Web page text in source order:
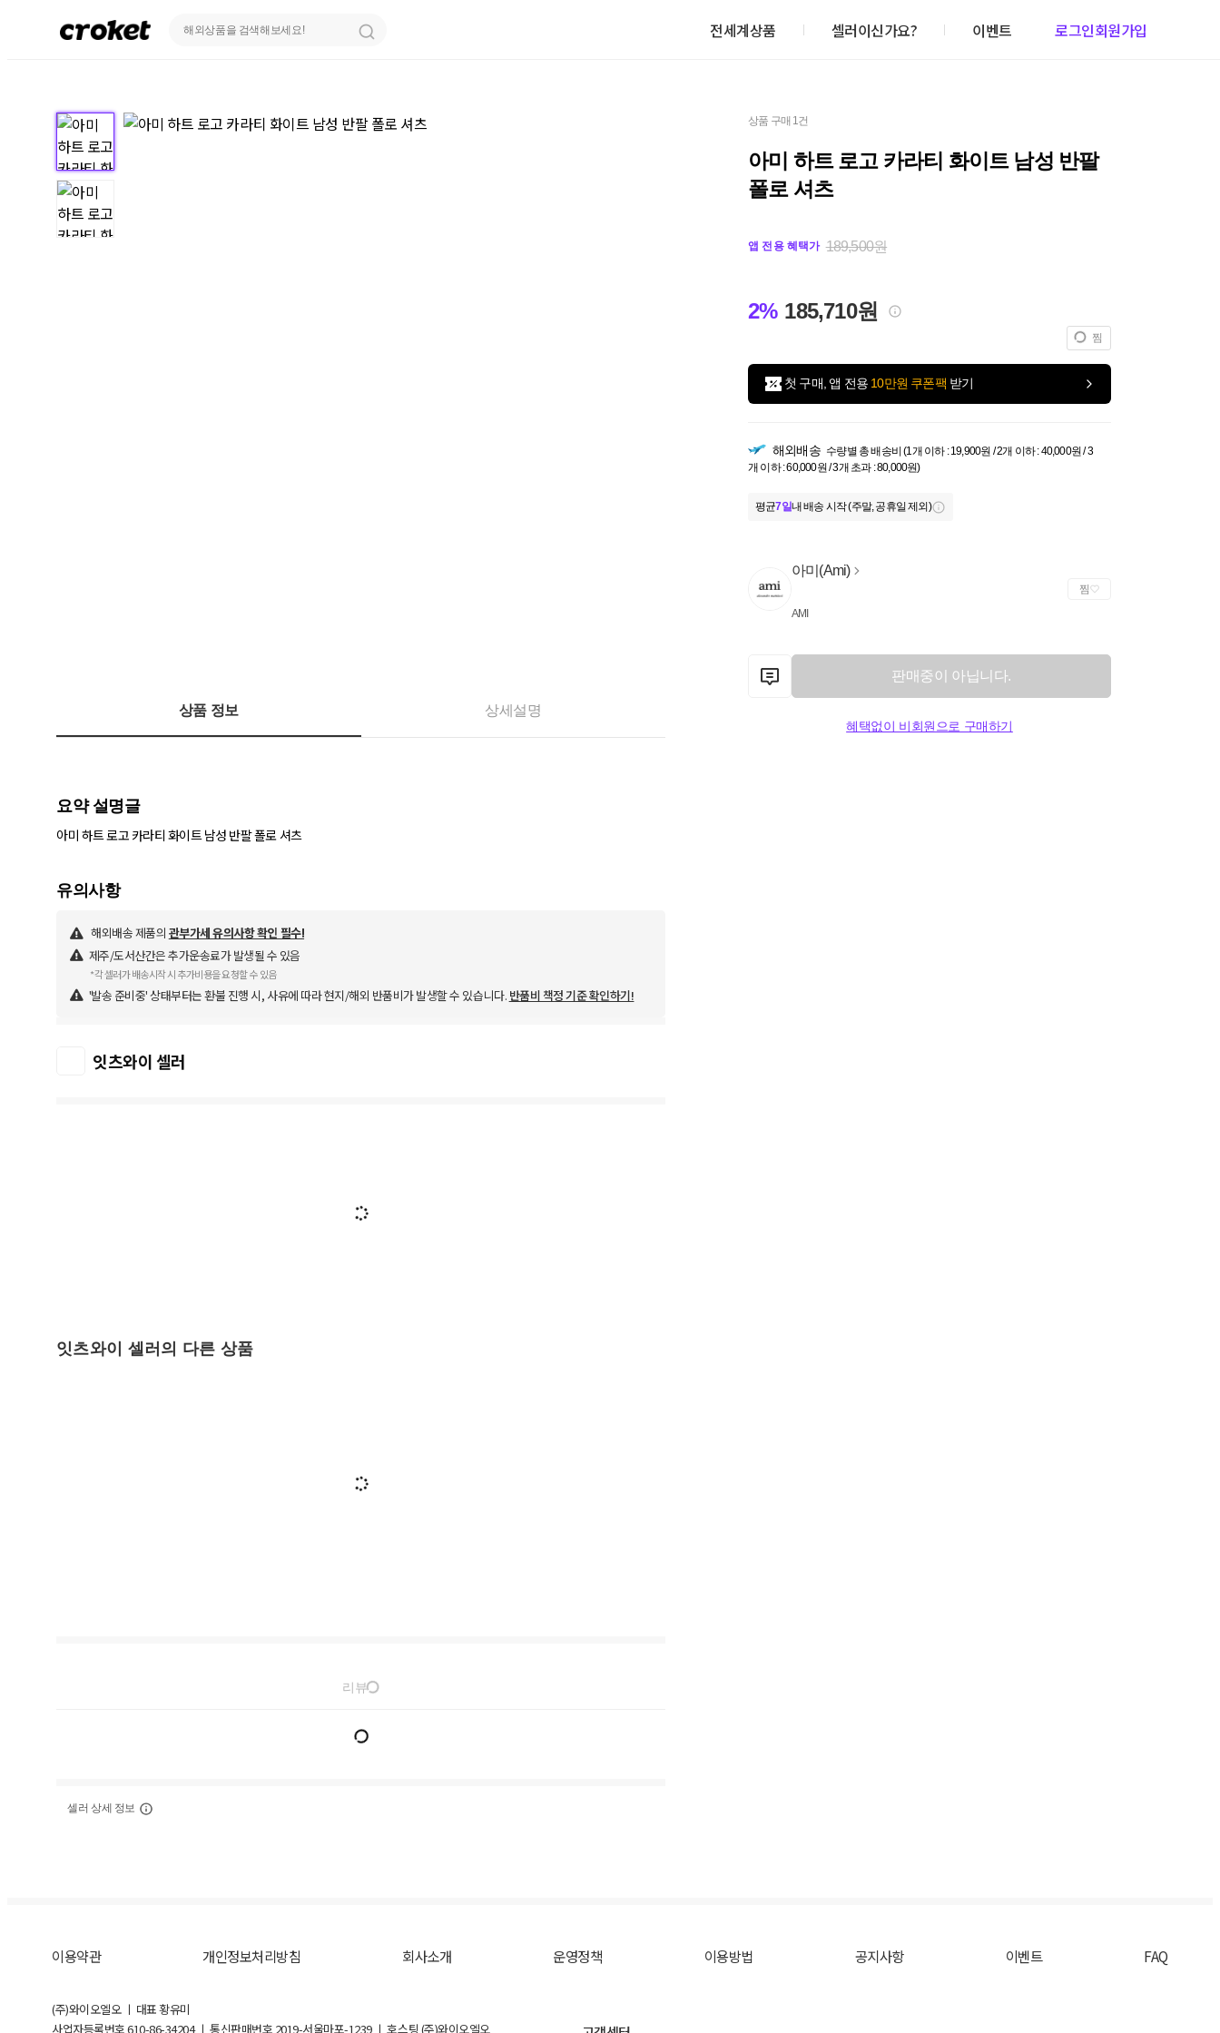
전세계상품 셀러이신가요? 이벤트 로그인회원가입
상품 구매 1건
아미 하트 로고 카라티 화이트 남성 반팔
폴로 셔츠
앱 전용 혜택가 189,500원
2% 185,710원
찜
첫 구매, 앱 전용 10만원 쿠폰팩 받기
해외배송 수량별 총 배송비 (1개 이하 : 19,900원 / 2개 이하 : 40,000원 / 3
개 이하 : 60,000원 / 3개 초과 : 80,000원)
평균7일내 배송 시작 (주말, 공휴일 제외)
아미(Ami)
AMI
찜
판매중이 아닙니다.
혜택없이 비회원으로 구매하기
상품 정보 상세설명
요약 설명글
아미 하트 로고 카라티 화이트 남성 반팔 폴로 셔츠
유의사항
해외배송 제품의 관부가세 유의사항 확인 필수!
제주/도서산간은 추가운송료가 발생될 수 있음
*각 셀러가 배송시작 시 추가비용을 요청할 수 있음
'발송 준비중' 상태부터는 환불 진행 시, 사유에 따라 현지/해외 반품비가 발생할 수 있습니다. 반품비 책정 기준 확인하기!
잇츠와이 셀러
잇츠와이 셀러의 다른 상품
리뷰
셀러 상세 정보
이용약관 개인정보처리방침 회사소개 운영정책 이용방법 공지사항 이벤트 FAQ
(주)와이오엘오 ㅣ 대표 황유미
사업자등록번호610-86-34204ㅣ 통신판매번호 2019-서울마포-1239 ㅣ 호스팅 (주)와이오엘오